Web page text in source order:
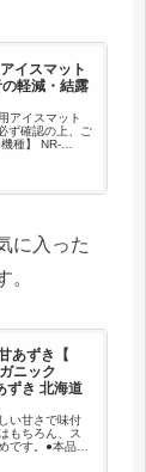
イスマット
軽減・結露
アイスマット
ず確認の上、ご
種】 NR-
に入った
。
あずき【
ニック
ずき 北海道
い甘さで味付
もちろん、ス
です。●本品は